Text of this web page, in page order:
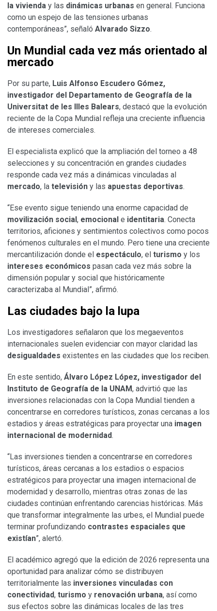
la vivienda y las dinámicas urbanas en general. Funciona
como un espejo de las tensiones urbanas
contemporáneas”, señaló Alvarado Sizzo.
Un Mundial cada vez más orientado al
mercado
Por su parte, Luis Alfonso Escudero Gómez,
investigador del Departamento de Geografía de la
Universitat de les Illes Balears, destacó que la evolución
reciente de la Copa Mundial refleja una creciente influencia
de intereses comerciales.
El especialista explicó que la ampliación del torneo a 48
selecciones y su concentración en grandes ciudades
responde cada vez más a dinámicas vinculadas al
mercado, la televisión y las apuestas deportivas.
“Ese evento sigue teniendo una enorme capacidad de
movilización social, emocional e identitaria. Conecta
territorios, aficiones y sentimientos colectivos como pocos
fenómenos culturales en el mundo. Pero tiene una creciente
mercantilización donde el espectáculo, el turismo y los
intereses económicos pasan cada vez más sobre la
dimensión popular y social que históricamente
caracterizaba al Mundial”, afirmó.
Las ciudades bajo la lupa
Los investigadores señalaron que los megaeventos
internacionales suelen evidenciar con mayor claridad las
desigualdades existentes en las ciudades que los reciben.
En este sentido, Álvaro López López, investigador del
Instituto de Geografía de la UNAM, advirtió que las
inversiones relacionadas con la Copa Mundial tienden a
concentrarse en corredores turísticos, zonas cercanas a los
estadios y áreas estratégicas para proyectar una imagen
internacional de modernidad.
“Las inversiones tienden a concentrarse en corredores
turísticos, áreas cercanas a los estadios o espacios
estratégicos para proyectar una imagen internacional de
modernidad y desarrollo, mientras otras zonas de las
ciudades continúan enfrentando carencias históricas. Más
que transformar integralmente las urbes, el Mundial puede
terminar profundizando contrastes espaciales que
existían”, alertó.
El académico agregó que la edición de 2026 representa una
oportunidad para analizar cómo se distribuyen
territorialmente las inversiones vinculadas con
conectividad, turismo y renovación urbana, así como
sus efectos sobre las dinámicas locales de las tres